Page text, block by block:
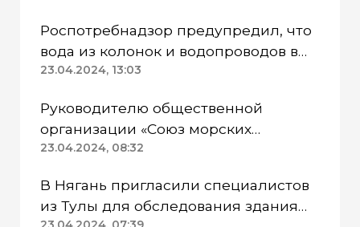
Роспотребнадзор предупредил, что
вода из колонок и водопроводов в
Казанском районе непригодна для
23.04.2024, 13:03
Руководителю общественной
организации «Союз морских
пехотинцев» Югры вынесли
23.04.2024, 08:32
В Нягань пригласили специалистов
из Тулы для обследования здания